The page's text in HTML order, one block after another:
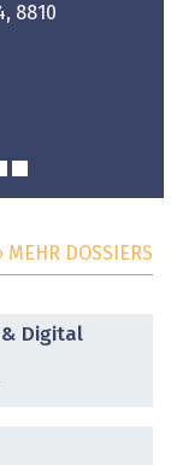
8810
MEHR DOSSIERS
Digital